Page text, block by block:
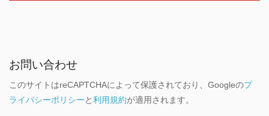
お問い合わせ
このサイトはreCAPTCHAによって保護されており、Googleのプ
ライバシーポリシーと利用規約が適用されます。